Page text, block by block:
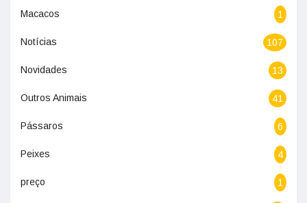
Macacos 1
Notícias 107
Novidades 13
Outros Animais 41
Pássaros 6
Peixes 4
preço 1